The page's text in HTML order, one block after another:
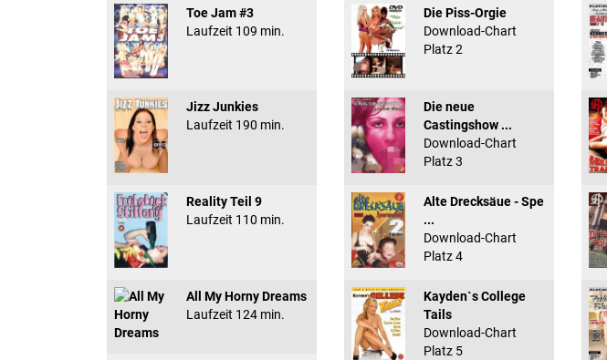
Toe Jam #3
Laufzeit 109 min.
Jizz Junkies
Laufzeit 190 min.
Reality Teil 9
Laufzeit 110 min.
All My Horny Dreams
Laufzeit 124 min.
Die Piss-Orgie
Download-Chart
Platz 2
Die neue
Castingshow ...
Download-Chart
Platz 3
Alte Drecksäue - Spe
...
Download-Chart
Platz 4
Kayden`s College
Tails
Download-Chart
Platz 5